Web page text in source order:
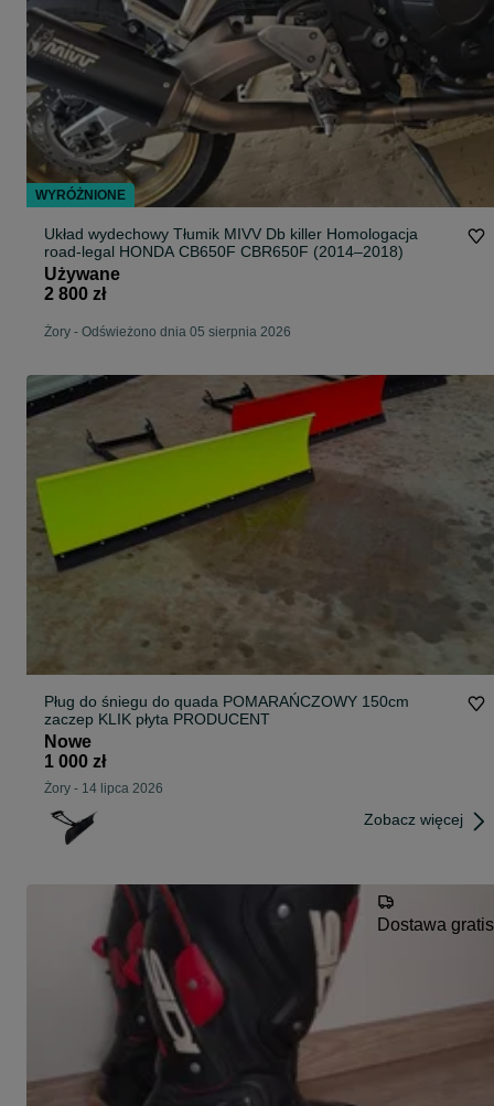
Układ wydechowy Tłumik MIVV Db killer Homologacja
road-legal HONDA CB650F CBR650F (2014–2018)
Używane
2 800 zł
Żory - Odświeżono dnia 05 sierpnia 2026
Pług do śniegu do quada POMARAŃCZOWY 150cm
zaczep KLIK płyta PRODUCENT
Nowe
1 000 zł
Żory - 14 lipca 2026
Zobacz więcej
Dostawa gratis
WYRÓŻNIONE